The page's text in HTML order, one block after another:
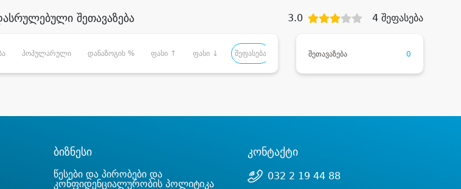
შეთავაზება 3.0 4 შეფასება
პოპულარული დანაზოგის % ფასი ↑ ფასი ↓ შეფასება შეთავაზება 0
ბიზნესი
წესები და პირობები და
კონფიდენციალურობის პოლიტიკა
კონტაქტი
032 2 19 44 88